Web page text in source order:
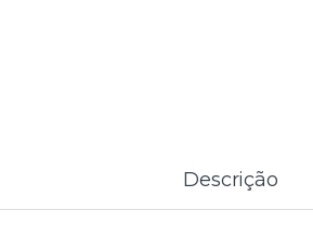
Descrição